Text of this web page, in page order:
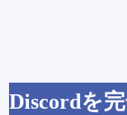
Discordを